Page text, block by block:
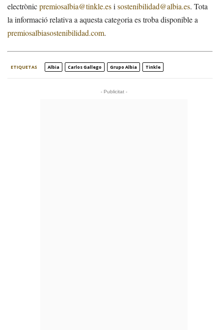
electrònicpremiosalbia@tinkle.esi sostenibilidad@albia.es. Tota
la informació relativa a aquesta categoria es troba disponible a
premiosalbiasostenibilidad.com.
ETIQUETAS Albia Carlos Gallego Grupo Albia Tinkle
- Publicitat -